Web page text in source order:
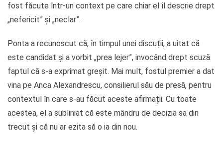
fost făcute într-un context pe care chiar el îl descrie drept
„nefericit” și „neclar”.
Ponta a recunoscut că, în timpul unei discuții, a uitat că
este candidat și a vorbit „prea lejer”, invocând drept scuză
faptul că s-a exprimat greșit. Mai mult, fostul premier a dat
vina pe Anca Alexandrescu, consilierul său de presă, pentru
contextul în care s-au făcut aceste afirmații. Cu toate
acestea, el a subliniat că este mândru de decizia sa din
trecut și că nu ar ezita să o ia din nou.